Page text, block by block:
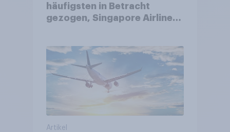
häufigsten in Betracht
gezogen, Singapore Airlines
Artikel